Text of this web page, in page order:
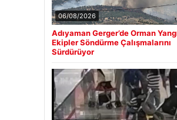
06/08/2026
Adıyaman Gerger’de Orman
Ekipler Söndürme Çalışmalarını
Sürdürüyor